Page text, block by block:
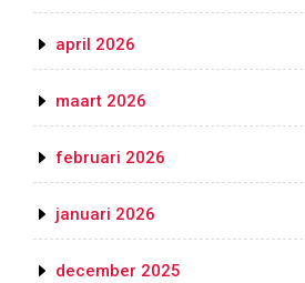
april 2026
maart 2026
februari 2026
januari 2026
december 2025